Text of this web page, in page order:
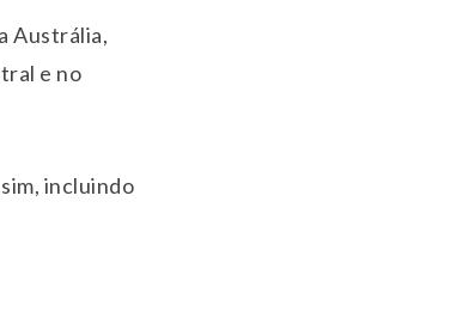
Austrália,
e no
incluindo